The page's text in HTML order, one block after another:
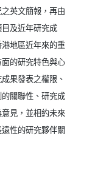
英文簡報，再由
及近年研究成
地區近年來的重
的研究特色與心
果發表之權限、
關聯性、研究成
見，並相約未來
性的研究夥伴關